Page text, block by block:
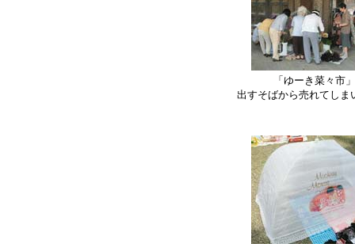
「ゆーき菜々市」
出すそばから売れてしま